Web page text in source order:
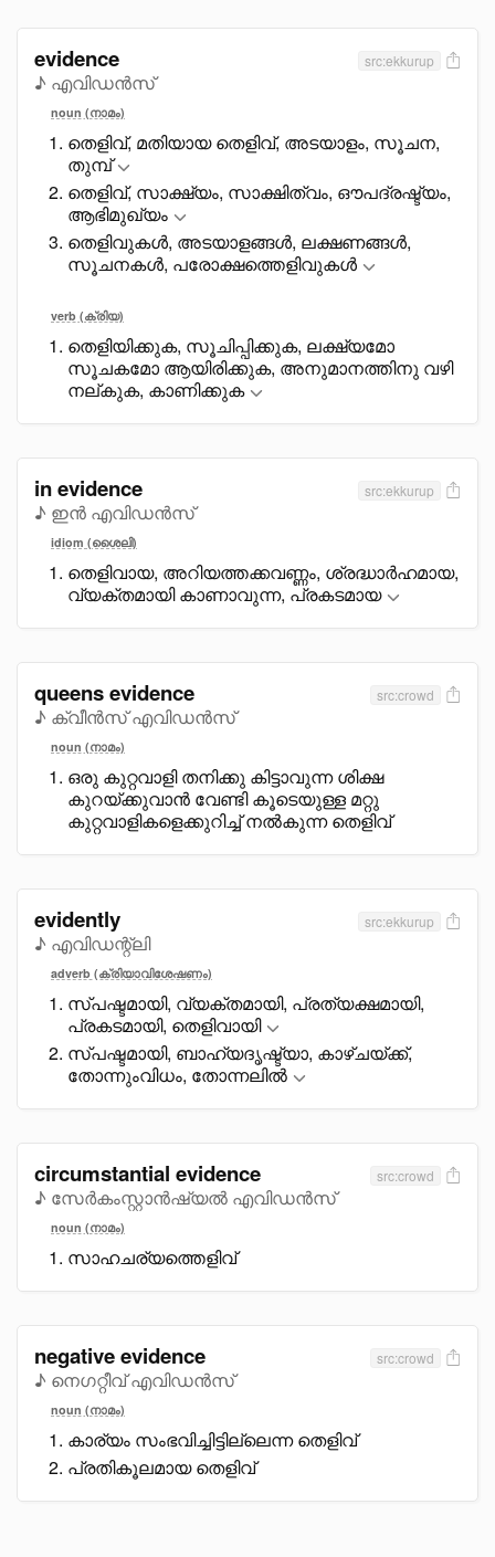
evidence
♪ എവിഡൻസ്
src:ekkurup
noun (നാമം)
തെളിവ്, മതിയായ തെളിവ്, അടയാളം, സൂചന,
തുമ്പ്
തെളിവ്, സാക്ഷ്യം, സാക്ഷിത്വം, ഔപദ്രഷ്ട്യം,
ആഭിമുഖ്യം
തെളിവുകൾ, അടയാളങ്ങൾ, ലക്ഷണങ്ങൾ,
സൂചനകൾ, പരോക്ഷത്തെളിവുകൾ
verb (ക്രിയ)
തെളിയിക്കുക, സൂചിപ്പിക്കുക, ലക്ഷ്യമോ
സൂചകമോ ആയിരിക്കുക, അനുമാനത്തിനു വഴി
നല്കുക, കാണിക്കുക
in evidence
♪ ഇൻ എവിഡൻസ്
src:ekkurup
idiom (ശൈലി)
തെളിവായ, അറിയത്തക്കവണ്ണം, ശ്രദ്ധാർഹമായ,
വ്യക്തമായി കാണാവുന്ന, പ്രകടമായ
queens evidence
♪ ക്വീൻസ് എവിഡൻസ്
src:crowd
noun (നാമം)
ഒരു കുറ്റവാളി തനിക്കു കിട്ടാവുന്ന ശിക്ഷ
കുറയ്ക്കുവാൻ വേണ്ടി കൂടെയുള്ള മറ്റു
കുറ്റവാളികളെക്കുറിച്ച് നൽകുന്ന തെളിവ്
evidently
♪ എവിഡന്റ്ലി
src:ekkurup
adverb (ക്രിയാവിശേഷണം)
സ്പഷ്ടമായി, വ്യക്തമായി, പ്രത്യക്ഷമായി,
പ്രകടമായി, തെളിവായി
സ്പഷ്ടമായി, ബാഹ്യദൃഷ്ട്യാ, കാഴ്ചയ്ക്ക്,
തോന്നുംവിധം, തോന്നലിൽ
circumstantial evidence
♪ സേർകംസ്റ്റാൻഷ്യൽ എവിഡൻസ്
src:crowd
noun (നാമം)
സാഹചര്യത്തെളിവ്
negative evidence
♪ നെഗറ്റീവ് എവിഡൻസ്
src:crowd
noun (നാമം)
കാര്യം സംഭവിച്ചിട്ടില്ലെന്ന തെളിവ്
പ്രതികൂലമായ തെളിവ്